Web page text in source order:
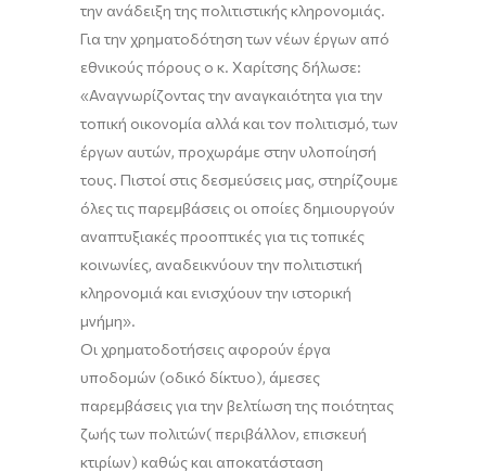
την ανάδειξη της πολιτιστικής κληρονομιάς.
Για την χρηματοδότηση των νέων έργων από
εθνικούς πόρους ο κ. Χαρίτσης δήλωσε:
«Αναγνωρίζοντας την αναγκαιότητα για την
τοπική οικονομία αλλά και τον πολιτισμό, των
έργων αυτών, προχωράμε στην υλοποίησή
τους. Πιστοί στις δεσμεύσεις μας, στηρίζουμε
όλες τις παρεμβάσεις οι οποίες δημιουργούν
αναπτυξιακές προοπτικές για τις τοπικές
κοινωνίες, αναδεικνύουν την πολιτιστική
κληρονομιά και ενισχύουν την ιστορική
μνήμη».
Οι χρηματοδοτήσεις αφορούν έργα
υποδομών (οδικό δίκτυο), άμεσες
παρεμβάσεις για την βελτίωση της ποιότητας
ζωής των πολιτών( περιβάλλον, επισκευή
κτιρίων) καθώς και αποκατάσταση